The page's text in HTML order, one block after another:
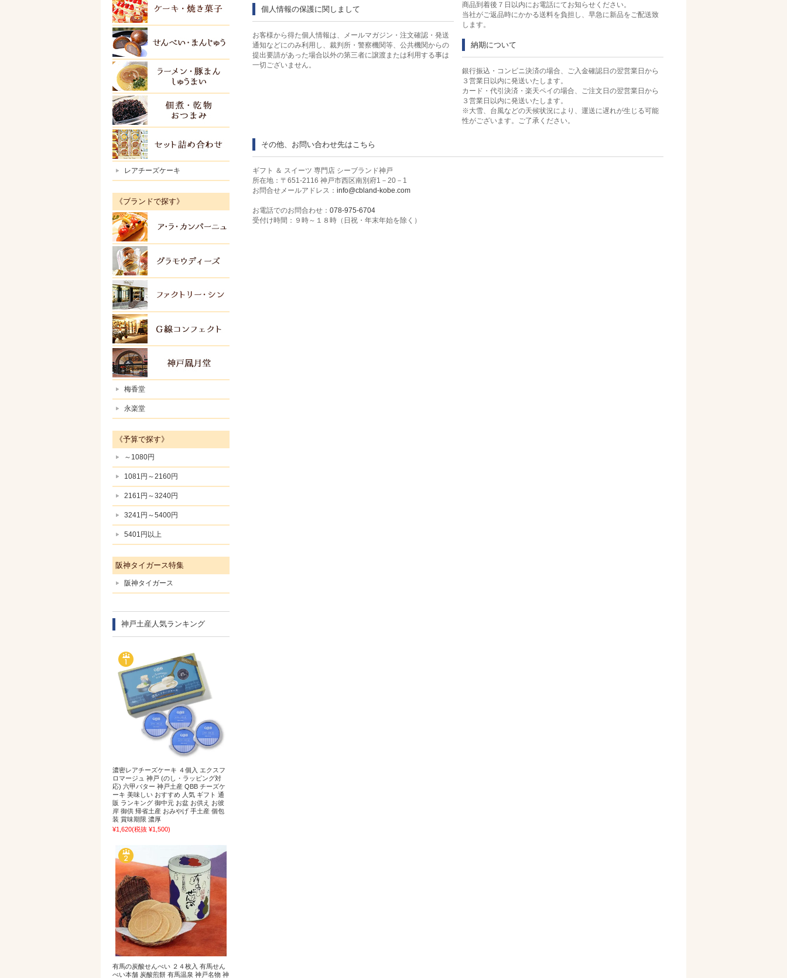
個人情報の保護に関しまして
お客様から得た個人情報は、メールマガジン・注文確認・発送
通知などにのみ利用し、裁判所・警察機関等、公共機関からの
提出要請があった場合以外の第三者に譲渡または利用する事は
一切ございません。
商品到着後７日以内にお電話にてお知らせください。
当社がご返品時にかかる送料を負担し、早急に新品をご配送致
します。
納期について
銀行振込・コンビニ決済の場合、ご入金確認日の翌営業日から
３営業日以内に発送いたします。
カード・代引決済・楽天ペイの場合、ご注文日の翌営業日から
３営業日以内に発送いたします。
※大雪、台風などの天候状況により、運送に遅れが生じる可能
性がございます。ご了承ください。
その他、お問い合わせ先はこちら
ギフト ＆ スイーツ 専門店 シーブランド神戸
所在地：〒651-2116 神戸市西区南別府1－20－1
お問合せメールアドレス： info@cbland-kobe.com
お電話でのお問合わせ： 078-975-6704
受付け時間：９時～１８時（日祝・年末年始を除く）
ケーキ・クッキー・焼菓子
せんべい・まんじゅう
セット・詰合せ
レアチーズケーキ
《ブランドで探す》
アラカンパーニュ
梅香堂
永楽堂
《予算で探す》
～1080円
1081円～2160円
2161円～3240円
3241円～5400円
5401円以上
阪神タイガース特集
阪神タイガース
神戸土産人気ランキング
濃密レアチーズケーキ ４個入 エクスフ
ロマージュ 神戸 (のし・ラッピング対
応) 六甲バター 神戸土産 QBB チーズケ
ーキ 美味しい おすすめ 人気 ギフト 通
販 ランキング 御中元 お盆 お供え お彼
岸 御供 帰省土産 おみやげ 手土産 個包
装 賞味期限 濃厚
¥1,620(税抜 ¥1,500)
有馬の炭酸せんべい ２４枚入 有馬せん
べい本舗 炭酸煎餅 有馬温泉 神戸名物 神